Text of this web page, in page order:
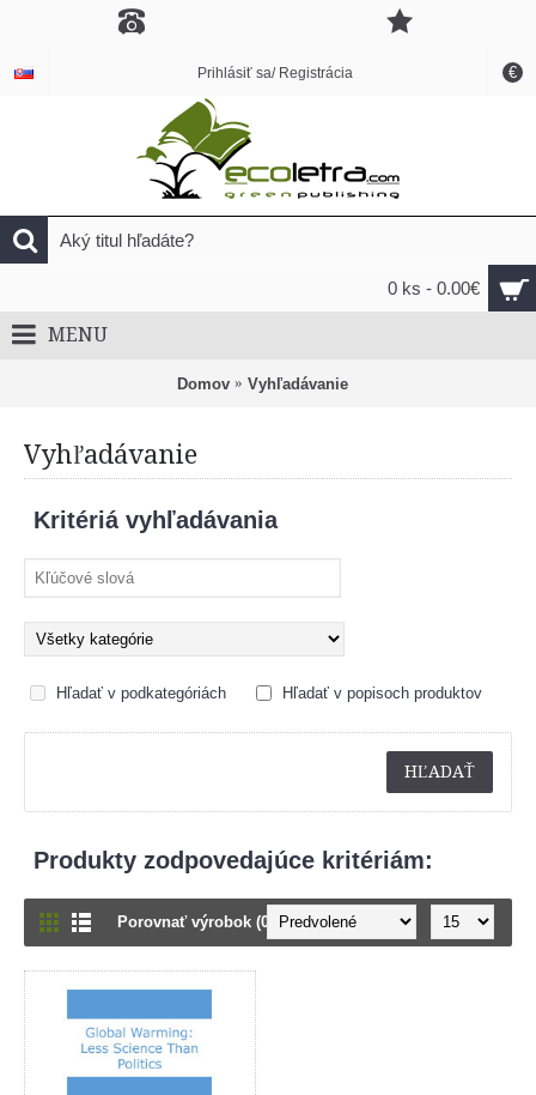
€
Prihlásiť sa/ Registrácia
0 ks - 0.00€
MENU
Domov Vyhľadávanie
Vyhľadávanie
Kritériá vyhľadávania
Hľadať v podkategóriách Hľadať v popisoch produktov
Produkty zodpovedajúce kritériám:
Porovnať výrobok (0)